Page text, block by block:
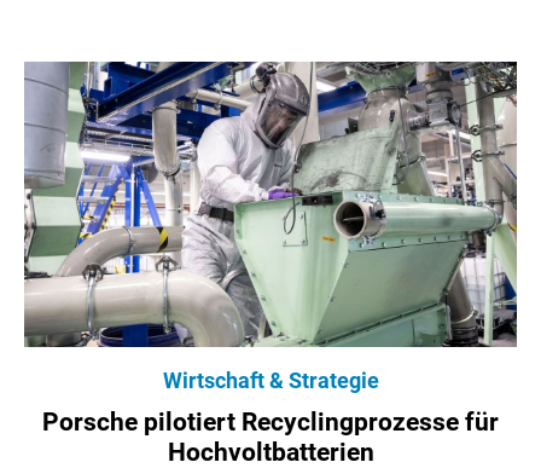
Wirtschaft & Strategie
Porsche pilotiert Recyclingprozesse für
Hochvoltbatterien